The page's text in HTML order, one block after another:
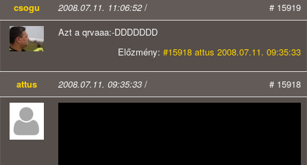
csogu 2008.07.11. 11:06:52/
# 15919
Azt a qrvaaa:-DDDDDDD
Előzmény: #15918 attus 2008.07.11. 09:35:33
attus 2008.07.11. 09:35:33 / # 15918